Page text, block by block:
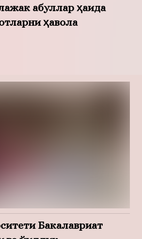
қабуллар ҳақида
ҳавола
Бакалавриат